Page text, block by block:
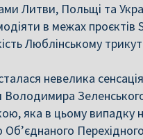
Литви, Польщі та
в межах проєктів
Люблінському
невелика
Володимира
яка в цьому випадку
Об’єднаного